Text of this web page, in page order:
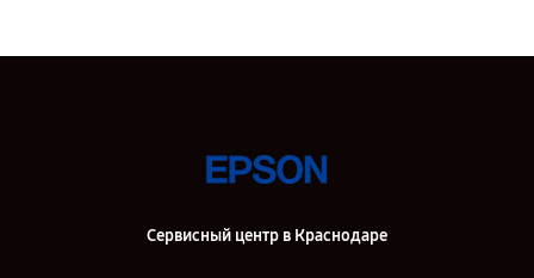
Сервисный центр в Краснодаре